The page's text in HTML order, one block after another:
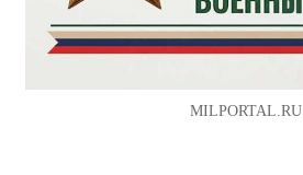
MILPORTAL.RU